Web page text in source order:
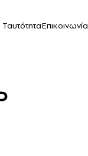
ΤαυτότηταΕπικοινωνία